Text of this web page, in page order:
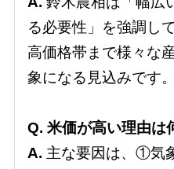
る必要性」を強調し
高価格帯まで様々な
象になる見込みです。
Q. 米価が高い理由は
A. 主な要因は、①気